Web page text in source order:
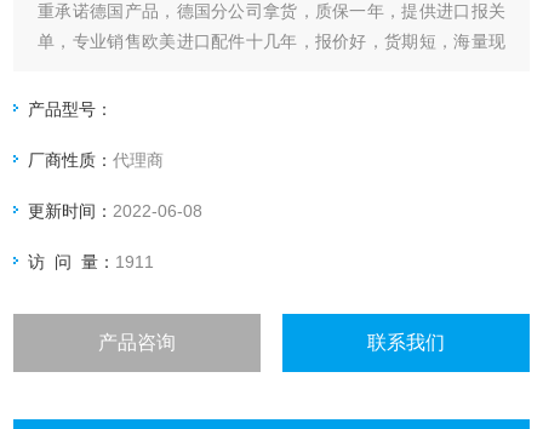
重承诺德国产品，德国分公司拿货，质保一年，提供进口报关
单，专业销售欧美进口配件十几年，报价好，货期短，海量现
产品型号：
厂商性质：代理商
更新时间： 2022-06-08
访 问 量： 1911
产品咨询 联系我们